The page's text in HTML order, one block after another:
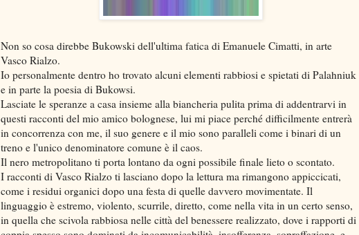
Non so cosa direbbe Bukowski dell'ultima fatica di Emanuele Cimatti, in arte
Vasco Rialzo.
Io personalmente dentro ho trovato alcuni elementi rabbiosi e spietati di Palahniuk
e in parte la poesia di Bukowsi.
Lasciate le speranze a casa insieme alla biancheria pulita prima di addentrarvi in
questi racconti del mio amico bolognese, lui mi piace perché difficilmente entrerà
in concorrenza con me, il suo genere e il mio sono paralleli come i binari di un
treno e l'unico denominatore comune è il caos.
Il nero metropolitano ti porta lontano da ogni possibile finale lieto o scontato.
I racconti di Vasco Rialzo ti lasciano dopo la lettura ma rimangono appiccicati,
come i residui organici dopo una festa di quelle davvero movimentate. Il
linguaggio è estremo, violento, scurrile, diretto, come nella vita in un certo senso,
in quella che scivola rabbiosa nelle città del benessere realizzato, dove i rapporti di